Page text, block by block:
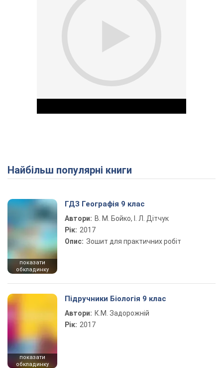
Play Video
Найбільш популярні книги
показати
обкладинку
ГДЗ Географія 9 клас
Автори: В. М. Бойко, І. Л. Дітчук
Рік: 2017
Опис: Зошит для практичних робіт
показати
обкладинку
Підручники Біологія 9 клас
Автори: К.М. Задорожній
Рік: 2017